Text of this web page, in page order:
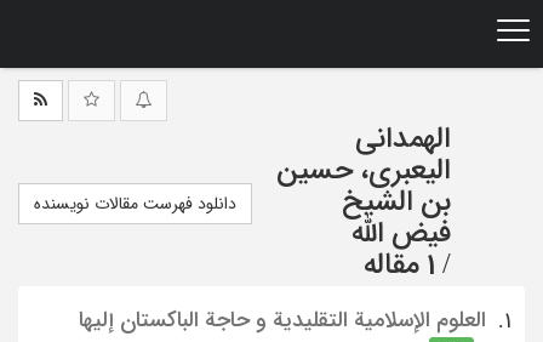
الهمدانی
الیعبری، حسین
بن الشیخ
فیض الله
/ 1 مقاله
دانلود فهرست مقالات نویسنده
1. العلوم الإسلامیة التقلیدیة و حاجة الباکستان إلیها